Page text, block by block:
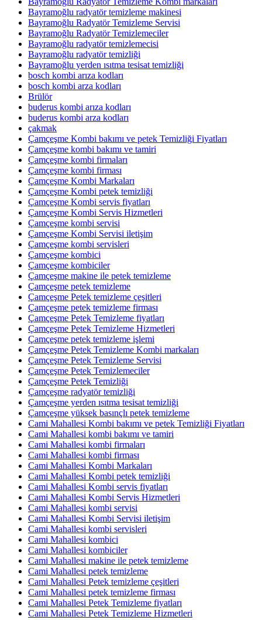
Bayramoğlu radyatör temizleme makinesi
Bayramoğlu Radyatör Temizleme Servisi
Bayramoğlu Radyatör Temizlemeciler
Bayramoğlu radyatör temizlemecisi
Bayramoğlu radyatör temizliği
Bayramoğlu yerden ısıtma tesisat temizliği
bosch kombi arıza kodları
bosch kombi arza kodları
Brülör
buderus kombi arıza kodları
buderus kombi arza kodları
çakmak
Çamçeşme Kombi bakımı ve petek Temizliği Fiyatları
Çamçeşme kombi bakımı ve tamiri
Çamçeşme kombi firmaları
Çamçeşme kombi firması
Çamçeşme Kombi Markaları
Çamçeşme Kombi petek temizliği
Çamçeşme Kombi servis fiyatları
Çamçeşme Kombi Servis Hizmetleri
Çamçeşme kombi servisi
Çamçeşme Kombi Servisi iletişim
Çamçeşme kombi servisleri
Çamçeşme kombici
Çamçeşme kombiciler
Çamçeşme makine ile petek temizleme
Çamçeşme petek temizleme
Çamçeşme Petek temizleme çeşitleri
Çamçeşme petek temizleme firması
Çamçeşme Petek Temizleme fiyatları
Çamçeşme Petek Temizleme Hizmetleri
Çamçeşme petek temizleme işlemi
Çamçeşme Petek Temizleme Kombi markaları
Çamçeşme Petek Temizleme Servisi
Çamçeşme Petek Temizlemeciler
Çamçeşme Petek Temizliği
Çamçeşme radyatör temizliği
Çamçeşme yerden ısıtma tesisat temizliği
Çamçeşme yüksek basınçlı petek temizleme
Cami Mahallesi Kombi bakımı ve petek Temizliği Fiyatları
Cami Mahallesi kombi bakımı ve tamiri
Cami Mahallesi kombi firmaları
Cami Mahallesi kombi firması
Cami Mahallesi Kombi Markaları
Cami Mahallesi Kombi petek temizliği
Cami Mahallesi Kombi servis fiyatları
Cami Mahallesi Kombi Servis Hizmetleri
Cami Mahallesi kombi servisi
Cami Mahallesi Kombi Servisi iletişim
Cami Mahallesi kombi servisleri
Cami Mahallesi kombici
Cami Mahallesi kombiciler
Cami Mahallesi makine ile petek temizleme
Cami Mahallesi petek temizleme
Cami Mahallesi Petek temizleme çeşitleri
Cami Mahallesi petek temizleme firması
Cami Mahallesi Petek Temizleme fiyatları
Cami Mahallesi Petek Temizleme Hizmetleri